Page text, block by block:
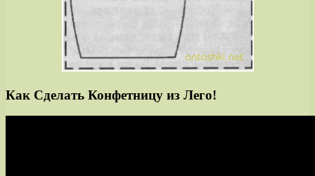
Как Сделать Конфетницу из Лего!